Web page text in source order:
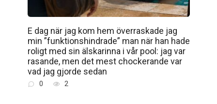
E dag när jag kom hem överraskade jag
min ”funktionshindrade” man när han hade
roligt med sin älskarinna i vår pool: jag var
rasande, men det mest chockerande var
vad jag gjorde sedan
0 2